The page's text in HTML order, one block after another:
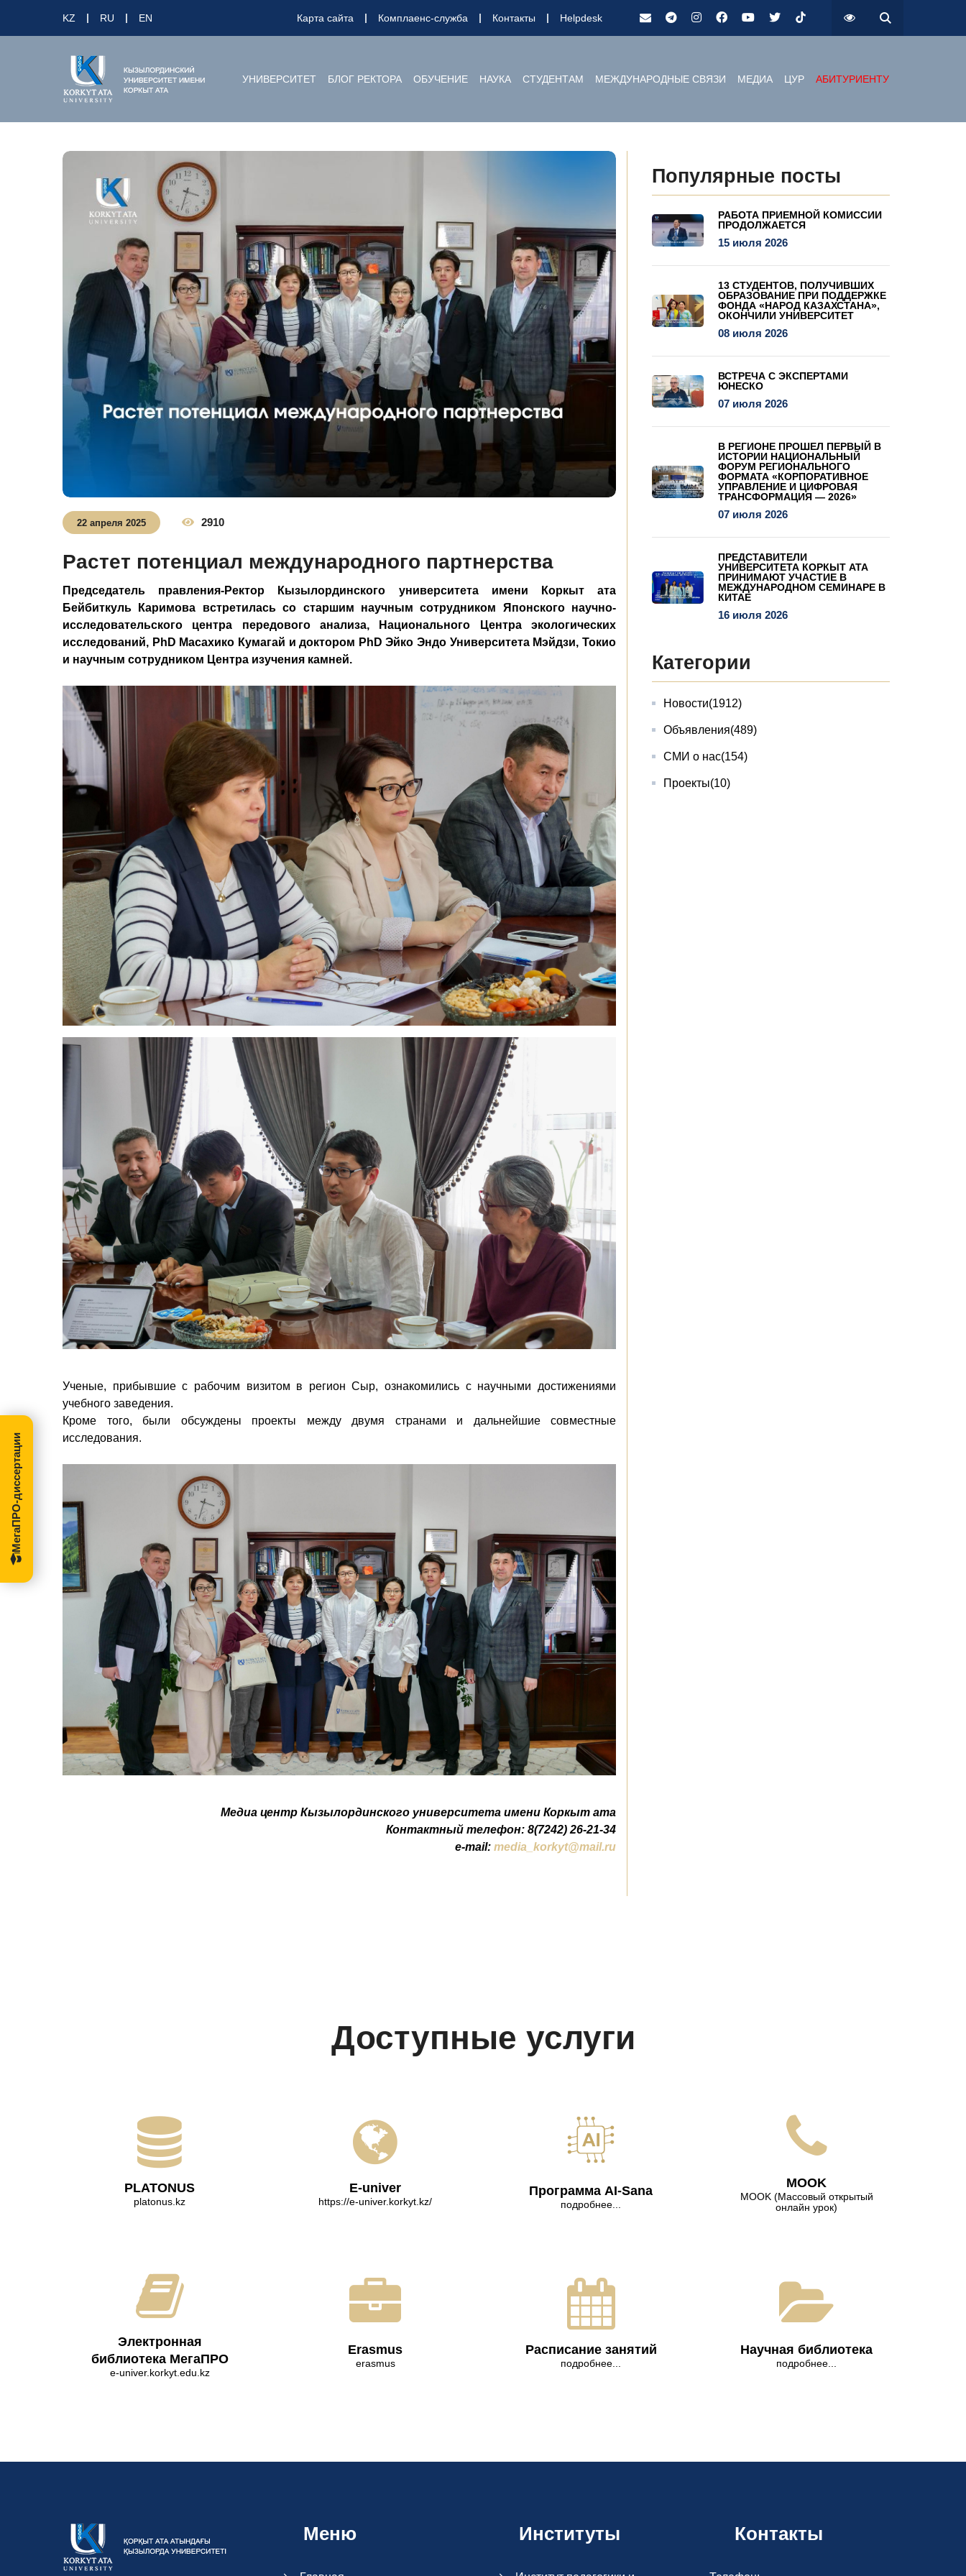
KZ RU EN Карта сайта Комплаенс-служба Контакты Helpdesk
УНИВЕРСИТЕТ БЛОГ РЕКТОРА ОБУЧЕНИЕ НАУКА СТУДЕНТАМ МЕЖДУНАРОДНЫЕ СВЯЗИ МЕДИА ЦУР АБИТУРИЕНТУ
22 апреля 2025 2910
Растет потенциал международного партнерства
Председатель правления-Ректор Кызылординского университета имени Коркыт ата
Бейбиткуль Каримова встретилась со старшим научным сотрудником Японского научно-
исследовательского центра передового анализа, Национального Центра экологических
исследований, PhD Масахико Кумагай и доктором PhD Эйко Эндо Университета Мэйдзи, Токио
и научным сотрудником Центра изучения камней.
Ученые, прибывшие с рабочим визитом в регион Сыр, ознакомились с научными достижениями
учебного заведения.
Кроме того, были обсуждены проекты между двумя странами и дальнейшие совместные
исследования.
Медиа центр Кызылординского университета имени Коркыт ата
Контактный телефон: 8(7242) 26-21-34
e-mail: media_korkyt@mail.ru
Популярные посты
РАБОТА ПРИЕМНОЙ КОМИССИИ
ПРОДОЛЖАЕТСЯ
15 июля 2026
13 СТУДЕНТОВ, ПОЛУЧИВШИХ
ОБРАЗОВАНИЕ ПРИ ПОДДЕРЖКЕ
ФОНДА «НАРОД КАЗАХСТАНА»,
ОКОНЧИЛИ УНИВЕРСИТЕТ
08 июля 2026
ВСТРЕЧА С ЭКСПЕРТАМИ
ЮНЕСКО
07 июля 2026
В РЕГИОНЕ ПРОШЕЛ ПЕРВЫЙ В
ИСТОРИИ НАЦИОНАЛЬНЫЙ
ФОРУМ РЕГИОНАЛЬНОГО
ФОРМАТА «КОРПОРАТИВНОЕ
УПРАВЛЕНИЕ И ЦИФРОВАЯ
ТРАНСФОРМАЦИЯ — 2026»
07 июля 2026
ПРЕДСТАВИТЕЛИ
УНИВЕРСИТЕТА КОРКЫТ АТА
ПРИНИМАЮТ УЧАСТИЕ В
МЕЖДУНАРОДНОМ СЕМИНАРЕ В
КИТАЕ
16 июля 2026
Категории
Новости(1912)
Объявления(489)
СМИ о нас(154)
Проекты(10)
Доступные услуги
PLATONUS
platonus.kz
E-univer
https://e-univer.korkyt.kz/
Программа AI-Sana
подробнее...
МООK
МООK (Массовый открытый
онлайн урок)
Электронная
библиотека МегаПРО
e-univer.korkyt.edu.kz
Erasmus
erasmus
Расписание занятий
подробнее...
Научная библиотека
подробнее...
Меню Институты Контакты
МегаПРО-диссертации